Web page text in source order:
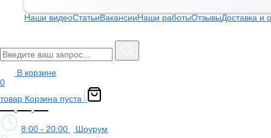
Наши видеоСтатьиВакансииНаши работыОтзывыДоставка и
В корзине
0
товар Корзина пуста
8:00 - 20:00
Шоурум